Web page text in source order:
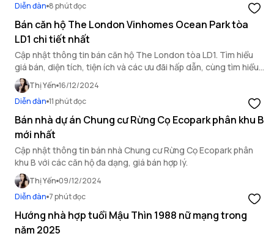
Diễn đàn 8 phút đọc
Bán căn hộ The London Vinhomes Ocean Park tòa
LD1 chi tiết nhất
Cập nhật thông tin bán căn hộ The London tòa LD1. Tìm hiểu
giá bán, diện tích, tiện ích và các ưu đãi hấp dẫn, cùng tìm hiểu
căn hộ cao cấp tại đây!
Thị Yến 16/12/2024
Diễn đàn 11 phút đọc
Bán nhà dự án Chung cư Rừng Cọ Ecopark phân khu B
mới nhất
Cập nhật thông tin bán nhà Chung cư Rừng Cọ Ecopark phân
khu B với các căn hộ đa dạng, giá bán hợp lý.
Thị Yến 09/12/2024
Diễn đàn 7 phút đọc
Hướng nhà hợp tuổi Mậu Thìn 1988 nữ mạng trong
năm 2025